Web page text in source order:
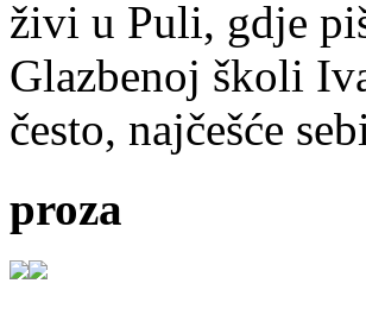
živi u Puli, gdje
Glazbenoj školi
često, najčešće
proza